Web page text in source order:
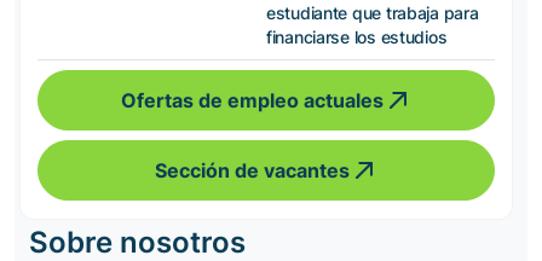
estudiante que trabaja para
financiarse los estudios
Ofertas de empleo actuales
Sección de vacantes
Sobre nosotros